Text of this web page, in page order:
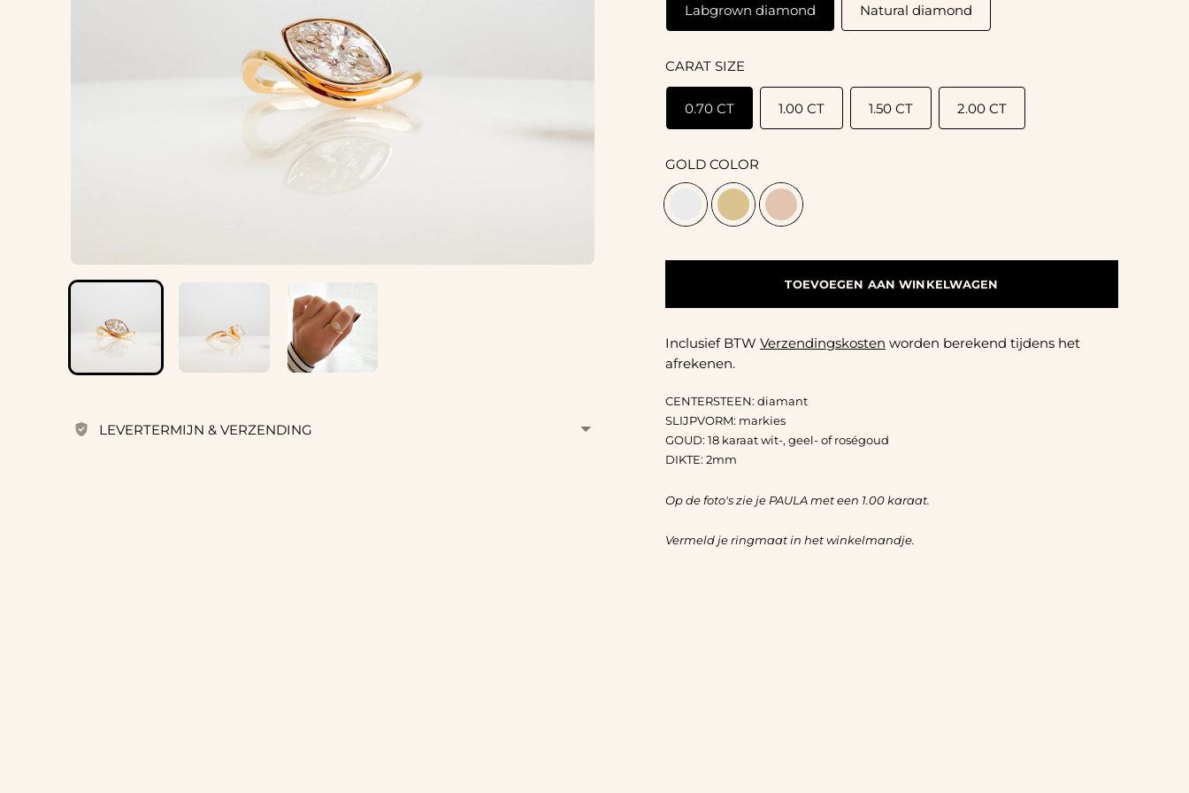
LEVERTERMIJN & VERZENDING
Labgrown diamond Natural diamond
CARAT SIZE
0.70 CT 1.00 CT 1.50 CT 2.00 CT
GOLD COLOR
TOEVOEGEN AAN WINKELWAGEN
aan
het
aan
uw
winkelwagen
Inclusief BTW Verzendingskosten worden berekend tijdens het
afrekenen.
CENTERSTEEN: diamant
SLIJPVORM: markies
GOUD: 18 karaat wit-, geel- of roségoud
DIKTE: 2mm
Op de foto's zie je PAULA met een 1.00 karaat.
Vermeld je ringmaat in het winkelmandje.